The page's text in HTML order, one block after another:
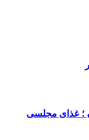
؛ غذای مجلسی